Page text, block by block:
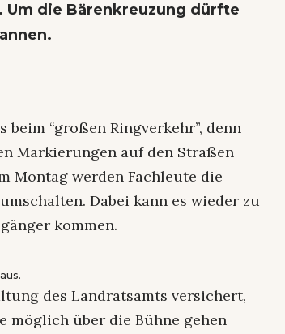
die Bärenkreuzung dürfte
“großen Ringverkehr”, denn
Markierungen auf den Straßen
Montag werden Fachleute die
Dabei kann es wieder zu
kommen.
des Landratsamts versichert,
möglich über die Bühne gehen